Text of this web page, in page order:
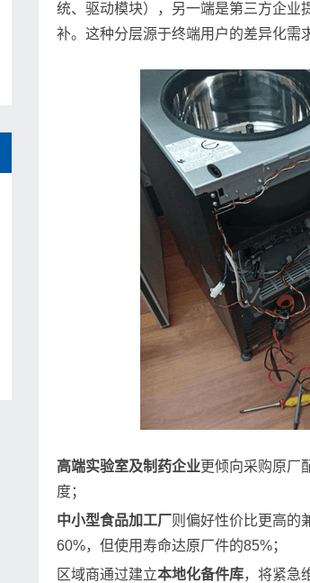
统、驱动模块），另一端是第三方企业
补。这种分层源于终端用户的差异化需
高端实验室及制药企业更倾向采购原厂
度；
中小型食品加工厂则偏好性价比更高的
60%，但使用寿命达原厂件的85%；
区域商通过建立本地化备件库，将紧急